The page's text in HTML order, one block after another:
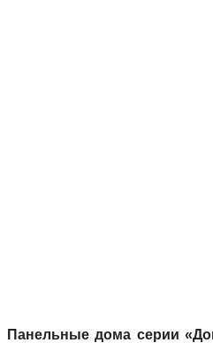
Панельные дома серии